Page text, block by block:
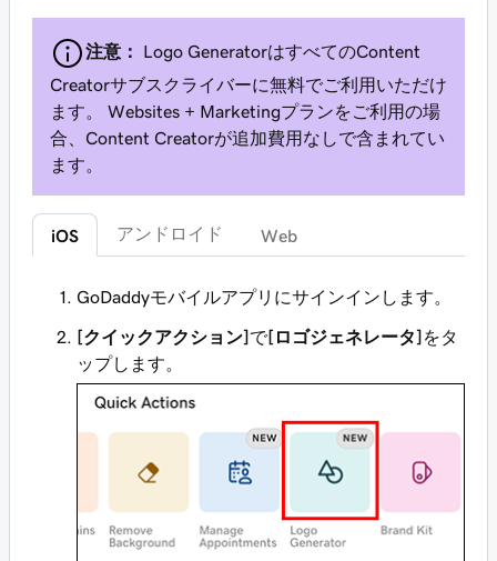
注意：
Logo GeneratorはすべてのContent
Creatorサブスクライバーに無料でご利用いただけ
ます。 Websites + Marketingプランをご利用の場
合、Content Creatorが追加費用なしで含まれてい
ます。
iOS アンドロイド Web
GoDaddyモバイルアプリにサインインします。
[クイックアクション] で[ロゴジェネレータ] をタ
ップします。